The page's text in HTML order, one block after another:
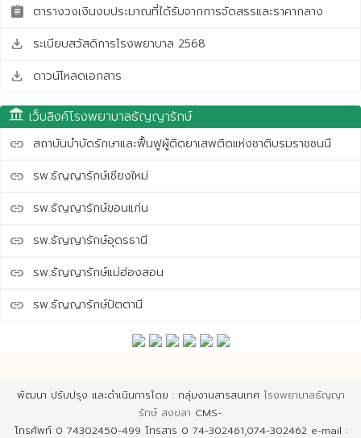
assignment ตารางวงเงินงบประมาณที่ได้รับจากการจัดสรรและราคากลาง
save_alt ระเบียบสวัสดิการโรงพยาบาล 2568
save_alt ดาวน์โหลดเอกสาร
account_balance เว็บลิงค์โรงพยาบาลธัญญารักษ์
link สถาบันบำบัดรักษาและฟื้นฟูผู้ติดยาเสพติดแห่งชาติบรมราชชนนี
link รพ.ธัญญารักษ์เชียงใหม่
link รพ.ธัญญารักษ์ขอนแก่น
link รพ.ธัญญารักษ์อุดรธานี
link รพ.ธัญญารักษ์แม่ฮ่องสอน
link รพ.ธัญญารักษ์ปัตตานี
พัฒนา ปรับปรุง และดำเนินการโดย : กลุ่มงานสารสนเทศ โรงพยาบาลธัญญา
รักษ์ สงขลา CMS-.
โทรศัพท์ 0 74302450-499 โทรสาร 0 74-302461,074-302462 e-mail :